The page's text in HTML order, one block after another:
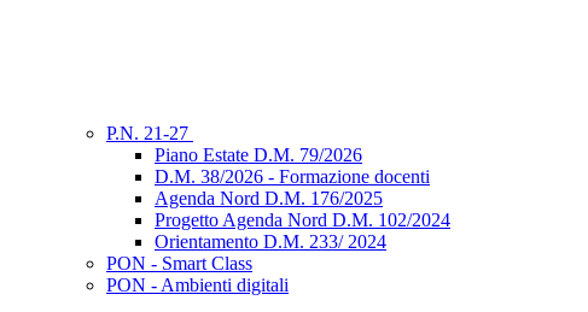
P.N. 21-27
Piano Estate D.M. 79/2026
D.M. 38/2026 - Formazione docenti
Agenda Nord D.M. 176/2025
Progetto Agenda Nord D.M. 102/2024
Orientamento D.M. 233/ 2024
PON - Smart Class
PON - Ambienti digitali